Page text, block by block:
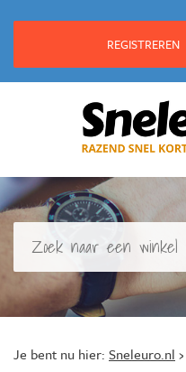
REGISTREREN
Je bent nu hier: Sneleuro.nl ›